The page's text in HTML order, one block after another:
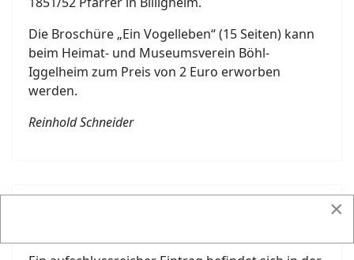
Die Broschüre „Ein Vogelleben“ (15 Seiten) kann
beim Heimat- und Museumsverein Böhl-
Iggelheim zum Preis von 2 Euro erworben
werden.
Reinhold Schneider
×